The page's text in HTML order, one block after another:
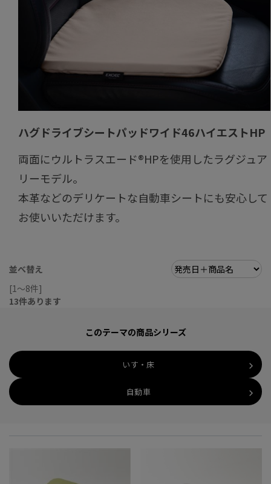
ハグドライブシートパッドワイド46ハイエストHP
両面にウルトラスエード®HPを使用したラグジュア
リーモデル。
本革などのデリケートな自動車シートにも安心して
お使いいただけます。
並べ替え
[1～8件]
13件あります
このテーマの商品シリーズ
いす・床
自動車